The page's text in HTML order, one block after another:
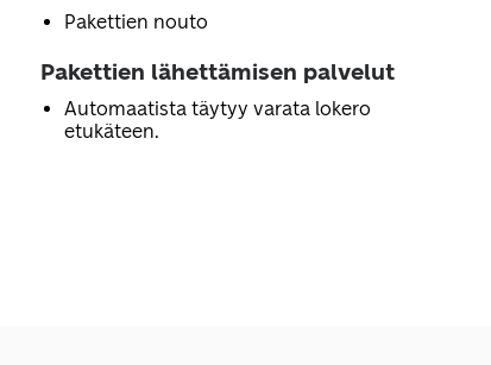
Pakettien nouto
Pakettien lähettämisen palvelut
Automaatista täytyy varata lokero
etukäteen.